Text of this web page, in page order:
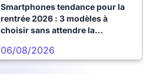
Smartphones tendance pour la
rentrée 2026 : 3 modèles à
choisir sans attendre la
06/08/2026